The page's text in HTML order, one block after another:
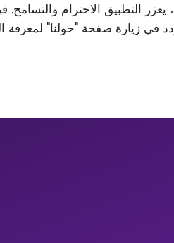
التطبيق الاحترام والتسامح.
في زيارة صفحة "حولنا" لمعرفة